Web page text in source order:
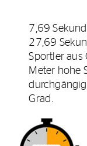
7,69
27,69
Sportler aus
Meter hohe
Grad.